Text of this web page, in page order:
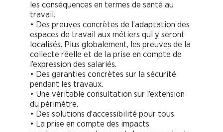
les conséquences en termes de santé au
travail.
• Des preuves concrètes de l’adaptation des
espaces de travail aux métiers qui y seront
localisés. Plus globalement, les preuves de la
collecte réelle et de la prise en compte de
l’expression des salariés.
• Des garanties concrètes sur la sécurité
pendant les travaux.
• Une véritable consultation sur l’extension
du périmètre.
• Des solutions d’accessibilité pour tous.
• La prise en compte des impacts